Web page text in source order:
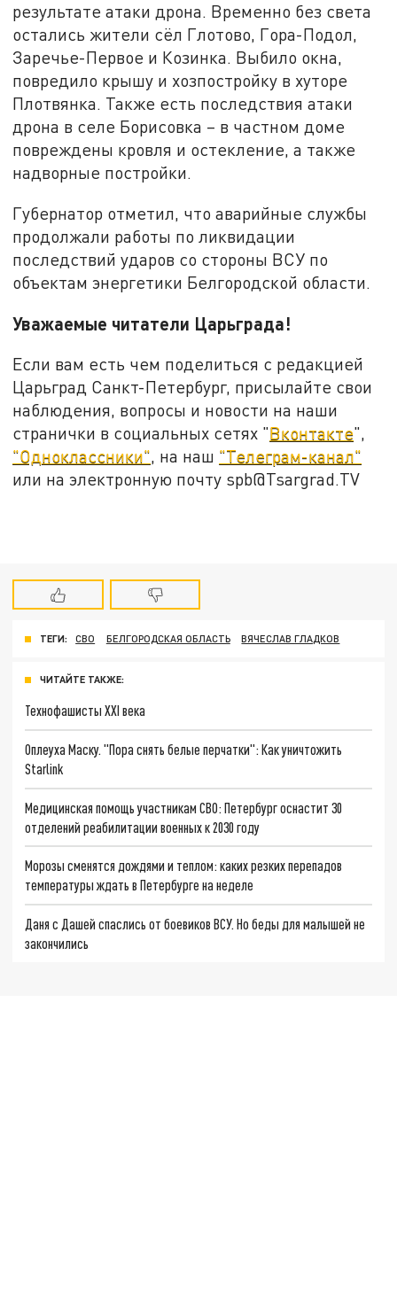
результате атаки дрона. Временно без света
остались жители сёл Глотово, Гора-Подол,
Заречье-Первое и Козинка. Выбило окна,
повредило крышу и хозпостройку в хуторе
Плотвянка. Также есть последствия атаки
дрона в селе Борисовка – в частном доме
повреждены кровля и остекление, а также
надворные постройки.
Губернатор отметил, что аварийные службы
продолжали работы по ликвидации
последствий ударов со стороны ВСУ по
объектам энергетики Белгородской области.
Уважаемые читатели Царьграда!
Если вам есть чем поделиться с редакцией
Царьград Санкт-Петербург, присылайте свои
наблюдения, вопросы и новости на наши
странички в социальных сетях "Вконтакте",
"Одноклассники", на наш "Телеграм-канал"
или на электронную почту spb@Tsargrad.TV
ТЕГИ: СВО БЕЛГОРОДСКАЯ ОБЛАСТЬ ВЯЧЕСЛАВ ГЛАДКОВ
ЧИТАЙТЕ ТАКЖЕ:
Технофашисты XXI века
Оплеуха Маску. "Пора снять белые перчатки": Как уничтожить
Starlink
Медицинская помощь участникам СВО: Петербург оснастит 30
отделений реабилитации военных к 2030 году
Морозы сменятся дождями и теплом: каких резких перепадов
температуры ждать в Петербурге на неделе
Даня с Дашей спаслись от боевиков ВСУ. Но беды для малышей не
закончились